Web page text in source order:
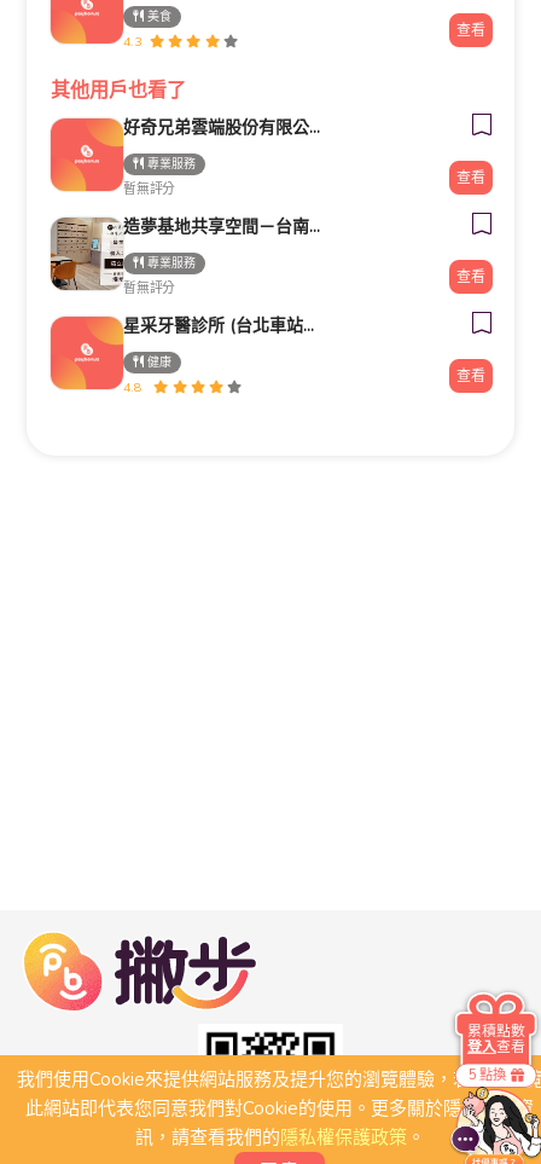
美食
4.3
查看
其他用戶也看了
好奇兄弟雲端股份有限公司｜Google行銷導客顧問・高雄台南行銷顧問
專業服務
暫無評分
查看
造夢基地共享空間－台南火車站站前館
專業服務
暫無評分
查看
星采牙醫診所 (台北車站館前)
健康
4.8
查看
我們使用Cookie來提供網站服務及提升您的瀏覽體驗，若繼續瀏
此網站即代表您同意我們對Cookie的使用。更多關於隱私保護資
訊，請查看我們的隱私權保護政策。
5 點換
累積點數
登入查看